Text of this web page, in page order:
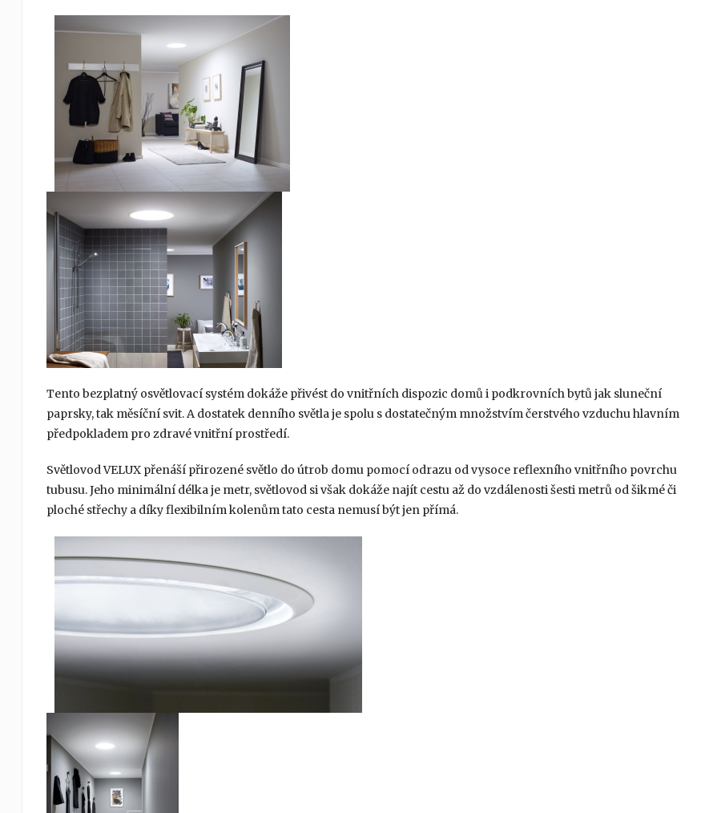
Tento bezplatný osvětlovací systém dokáže přivést do vnitřních dispozic domů i podkrovních bytů jak sluneční
paprsky, tak měsíční svit. A dostatek denního světla je spolu s dostatečným množstvím čerstvého vzduchu hlavním
předpokladem pro zdravé vnitřní prostředí.
Světlovod VELUX přenáší přirozené světlo do útrob domu pomocí odrazu od vysoce reflexního vnitřního povrchu
tubusu. Jeho minimální délka je metr, světlovod si však dokáže najít cestu až do vzdálenosti šesti metrů od šikmé či
ploché střechy a díky flexibilním kolenům tato cesta nemusí být jen přímá.